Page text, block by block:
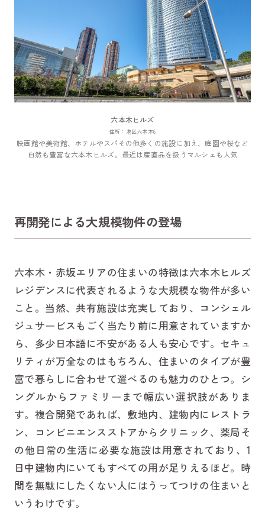
六本木ヒルズ
住所：港区六本木6
映画館や美術館、ホテルやスパその他多くの施設に加え、庭園や桜など
自然も豊富な六本木ヒルズ。最近は産直品を扱うマルシェも人気
再開発による大規模物件の登場
六本木・赤坂エリアの住まいの特徴は六本木ヒルズ
レジデンスに代表されるような大規模な物件が多い
こと。当然、共有施設は充実しており、コンシェル
ジュサービスもごく当たり前に用意されていますか
ら、多少日本語に不安がある人も安心です。セキュ
リティが万全なのはもちろん、住まいのタイプが豊
富で暮らしに合わせて選べるのも魅力のひとつ。シ
ングルからファミリーまで幅広い選択肢がありま
す。複合開発であれば、敷地内、建物内にレストラ
ン、コンビニエンスストアからクリニック、薬局そ
の他日常の生活に必要な施設は用意されており、1
日中建物内にいてもすべての用が足りえるほど。時
間を無駄にしたくない人にはうってつけの住まいと
いうわけです。